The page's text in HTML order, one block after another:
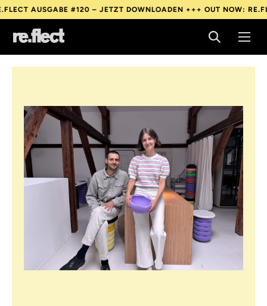
#120 – JETZT DOWNLOADEN +++OUT NOW: RE.FLECT
#120 – JETZT DOWNLOADEN +++